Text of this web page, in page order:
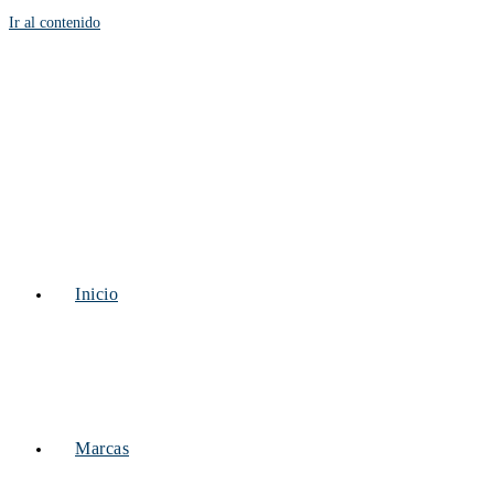
Ir al contenido
Inicio
Marcas